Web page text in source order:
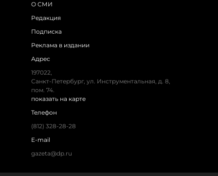
О СМИ
Редакция
Подписка
Реклама в издании
Адрес
197022,
Санкт-Петербург, ул. Инструментальная, д. 8,
пом. 74.
показать на карте
Телефон
(812) 328-28-28
E-mail
gazeta@dp.ru